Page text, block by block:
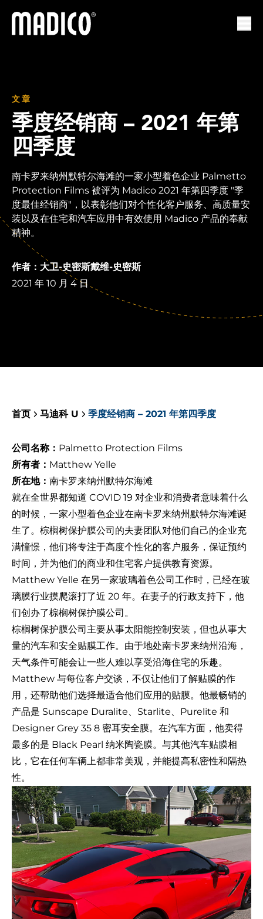
马迪科
文章
季度经销商 – 2021 年第
四季度
南卡罗来纳州默特尔海滩的一家小型着色企业 Palmetto
Protection Films 被评为 Madico 2021 年第四季度 "季
度最佳经销商"，以表彰他们对个性化客户服务、高质量安
装以及在住宅和汽车应用中有效使用 Madico 产品的奉献
精神。
作者：大卫-史密斯戴维-史密斯
2021 年 10 月 4 日
首页 马迪科 U 季度经销商 – 2021 年第四季度
公司名称： Palmetto Protection Films
所有者： Matthew Yelle
所在地： 南卡罗来纳州默特尔海滩
就在全世界都知道 COVID 19 对企业和消费者意味着什么
的时候，一家小型着色企业在南卡罗来纳州默特尔海滩诞
生了。 棕榈树保护膜公司的夫妻团队对他们自己的企业充
满憧憬，他们将专注于高度个性化的客户服务，保证预约
时间，并为他们的商业和住宅客户提供教育资源。
Matthew Yelle 在另一家玻璃着色公司工作时，已经在玻
璃膜行业摸爬滚打了近 20 年。在妻子的行政支持下，他
们创办了棕榈树保护膜公司。
棕榈树保护膜公司主要从事太阳能控制安装，但也从事大
量的汽车和安全贴膜工作。由于地处南卡罗来纳州沿海，
天气条件可能会让一些人难以享受沿海住宅的乐趣。
Matthew 与每位客户交谈，不仅让他们了解贴膜的作
用，还帮助他们选择最适合他们应用的贴膜。他最畅销的
产品是 Sunscape Duralite、Starlite、Purelite 和
Designer Grey 35 8 密耳安全膜。在汽车方面，他卖得
最多的是 Black Pearl 纳米陶瓷膜。与其他汽车贴膜相
比，它在任何车辆上都非常美观，并能提高私密性和隔热
性。